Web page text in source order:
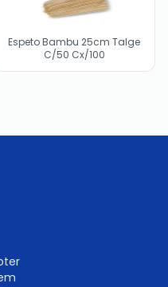
Espeto Bambu 25cm Talge
C/50 Cx/100